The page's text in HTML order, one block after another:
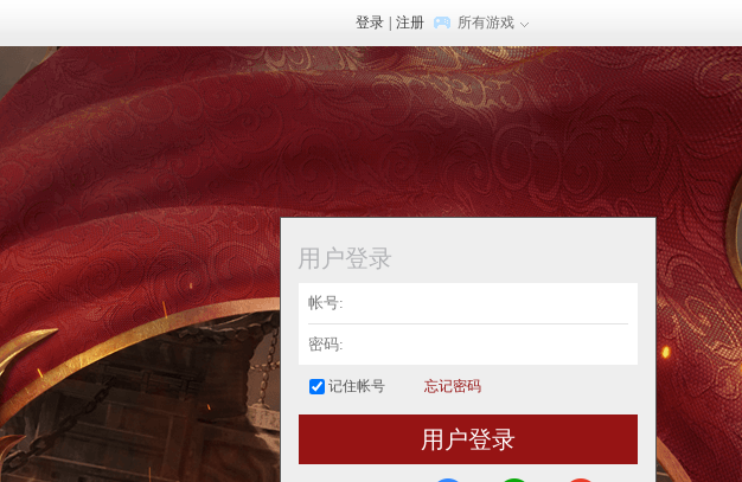
登录 注册 所有游戏
用户登录
记住帐号 忘记密码
用户登录